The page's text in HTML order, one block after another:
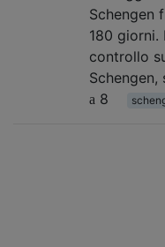
Schengen
180 giorni.
controllo
8